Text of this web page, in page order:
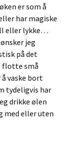
er som å
har magiske
eller lykke…
jeg
på det
flotte små
vaske bort
tydeligvis har
drikke ølen
med eller uten